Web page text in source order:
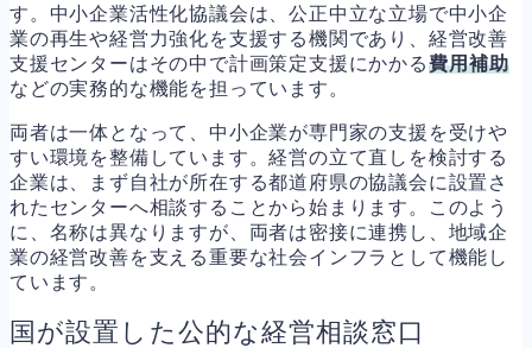
す。中小企業活性化協議会は、公正中立な立場で中小企
業の再生や経営力強化を支援する機関であり、経営改善
支援センターはその中で計画策定支援にかかる費用補助
などの実務的な機能を担っています。
両者は一体となって、中小企業が専門家の支援を受けや
すい環境を整備しています。経営の立て直しを検討する
企業は、まず自社が所在する都道府県の協議会に設置さ
れたセンターへ相談することから始まります。このよう
に、名称は異なりますが、両者は密接に連携し、地域企
業の経営改善を支える重要な社会インフラとして機能し
ています。
国が設置した公的な経営相談窓口